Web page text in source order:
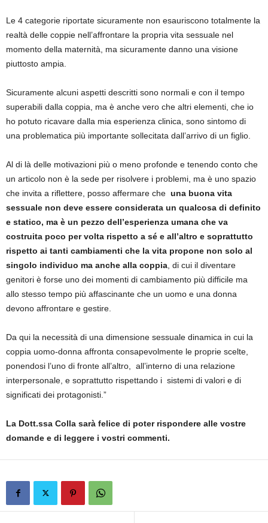
Le 4 categorie riportate sicuramente non esauriscono totalmente la
realtà delle coppie nell’affrontare la propria vita sessuale nel
momento della maternità, ma sicuramente danno una visione
piuttosto ampia.
Sicuramente alcuni aspetti descritti sono normali e con il tempo
superabili dalla coppia, ma è anche vero che altri elementi, che io
ho potuto ricavare dalla mia esperienza clinica, sono sintomo di
una problematica più importante sollecitata dall’arrivo di un figlio.
Al di là delle motivazioni più o meno profonde e tenendo conto che
un articolo non è la sede per risolvere i problemi, ma è uno spazio
che invita a riflettere, posso affermare che una buona vita
sessuale non deve essere considerata un qualcosa di definito
e statico, ma è un pezzo dell’esperienza umana che va
costruita poco per volta rispetto a sé e all’altro e soprattutto
rispetto ai tanti cambiamenti che la vita propone non solo al
singolo individuo ma anche alla coppia , di cui il diventare
genitori è forse uno dei momenti di cambiamento più difficile ma
allo stesso tempo più affascinante che un uomo e una donna
devono affrontare e gestire.
Da qui la necessità di una dimensione sessuale dinamica in cui la
coppia uomo-donna affronta consapevolmente le proprie scelte,
ponendosi l’uno di fronte all’altro, all’interno di una relazione
interpersonale, e soprattutto rispettando i sistemi di valori e di
significati dei protagonisti.”
La Dott.ssa Colla sarà felice di poter rispondere alle vostre
domande e di leggere i vostri commenti.